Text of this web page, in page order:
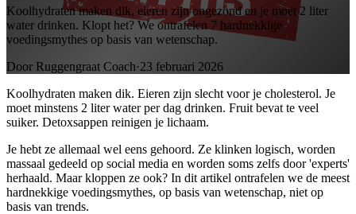
Koolhydraten maken dik, eieren zijn ongezond en je moet 2 liter
water drinken. Klopt het? We ontrafelen 7 hardnekkige
voedingsmythes op basis van wetenschap.
Door Ruggengraat Coach·23 februari 2026
Koolhydraten maken dik. Eieren zijn slecht voor je cholesterol. Je
moet minstens 2 liter water per dag drinken. Fruit bevat te veel
suiker. Detoxsappen reinigen je lichaam.
Je hebt ze allemaal wel eens gehoord. Ze klinken logisch, worden
massaal gedeeld op social media en worden soms zelfs door 'experts'
herhaald. Maar kloppen ze ook? In dit artikel ontrafelen we de meest
hardnekkige voedingsmythes, op basis van wetenschap, niet op
basis van trends.